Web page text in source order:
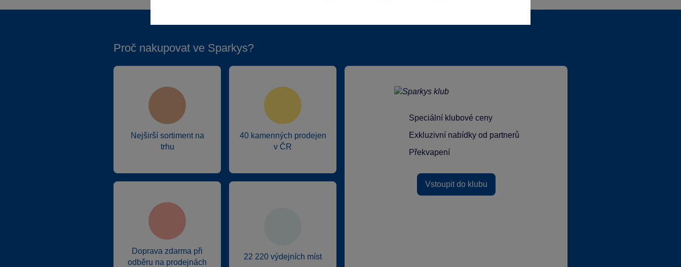
Proč nakupovat ve Sparkys?
Nejširší sortiment na
trhu
40 kamenných prodejen
v ČR
Doprava zdarma při
odběru na prodejnách
22 220 výdejních míst
Speciální klubové ceny
Exkluzivní nabídky od partnerů
Překvapení
Vstoupit do klubu